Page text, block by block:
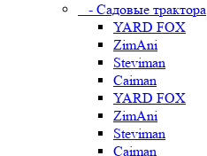
- Садовые трактора
YARD FOX
ZimAni
Steviman
Caiman
YARD FOX
ZimAni
Steviman
Caiman